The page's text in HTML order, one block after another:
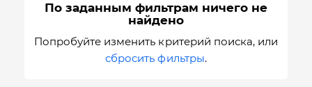
По заданным фильтрам ничего не
найдено
Попробуйте изменить критерий поиска, или
сбросить фильтры.